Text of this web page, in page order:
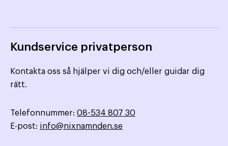
Kundservice privatperson
Kontakta oss så hjälper vi dig och/eller guidar dig
rätt.
Telefonnummer: 08-534 807 30
E-post: info@nixnamnden.se